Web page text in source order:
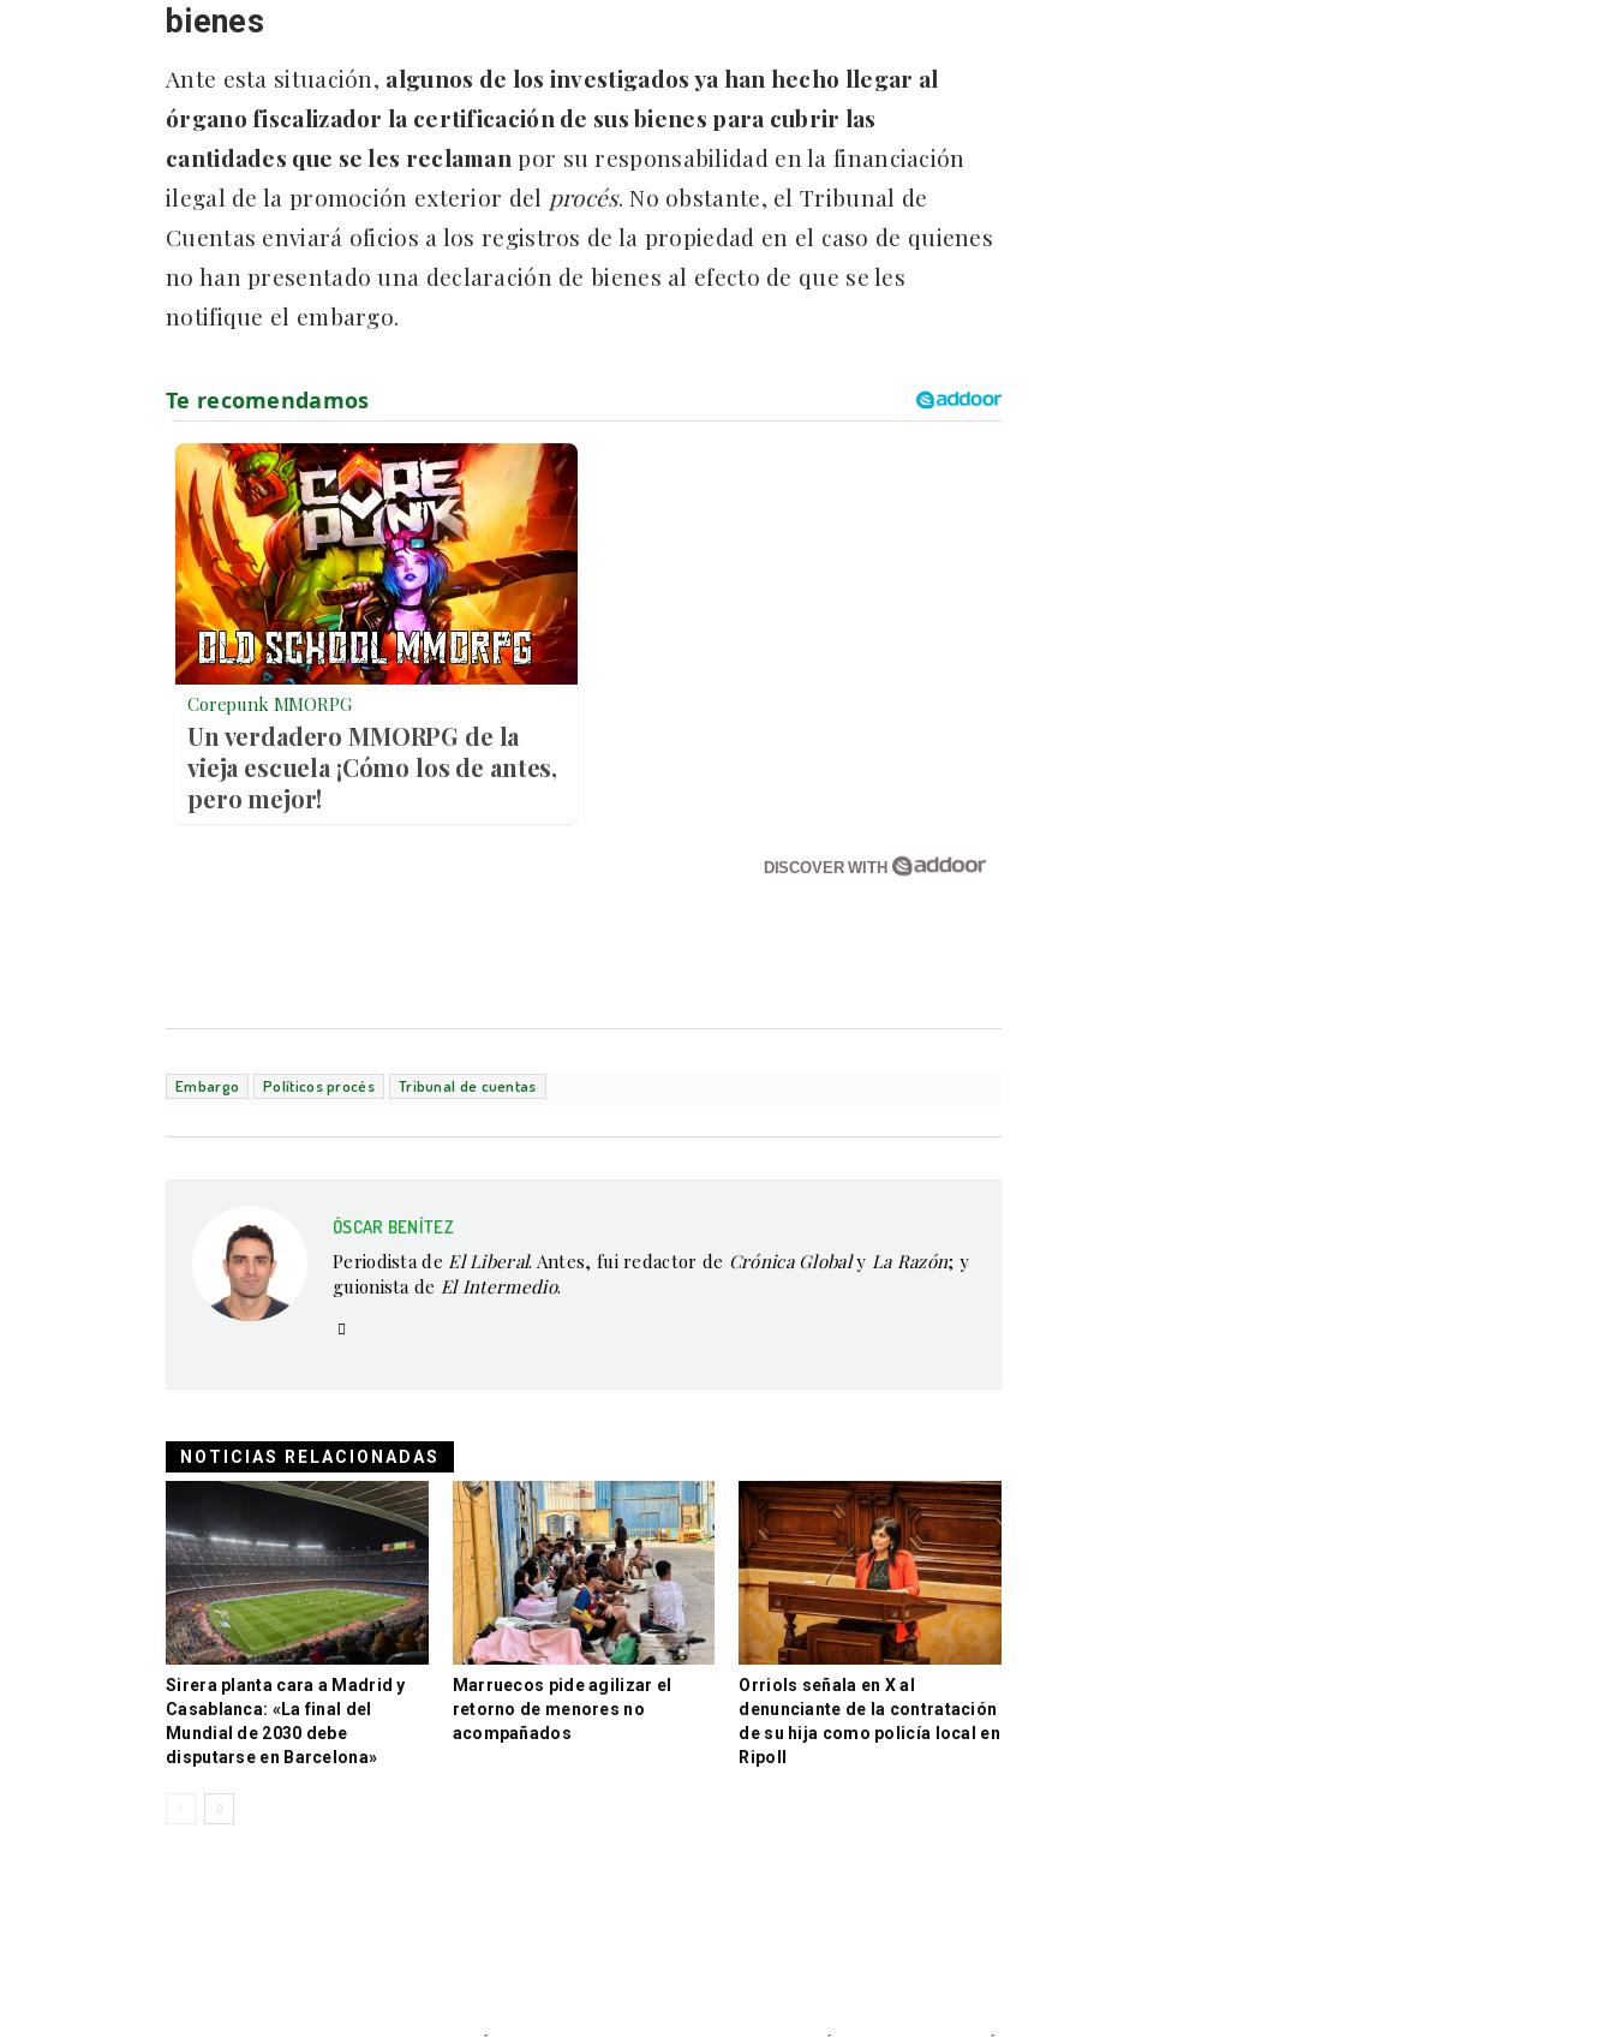
bienes
Ante esta situación, algunos de los investigados ya han hecho llegar al
órgano fiscalizador la certificación de sus bienes para cubrir las
cantidades que se les reclaman por su responsabilidad en la financiación
ilegal de la promoción exterior del procés. No obstante, el Tribunal de
Cuentas enviará oficios a los registros de la propiedad en el caso de quienes
no han presentado una declaración de bienes al efecto de que se les
notifique el embargo.
Corepunk MMORPG
Un verdadero MMORPG de la
vieja escuela ¡Cómo los de antes,
pero mejor!
DISCOVER WITH
Embargo Políticos procés Tribunal de cuentas
ÓSCAR BENÍTEZ
Periodista de El Liberal. Antes, fui redactor de Crónica Globaly La Razón; y
guionista de El Intermedio.
NOTICIAS RELACIONADAS
Sirera planta cara a Madrid y
Casablanca: «La final del
Mundial de 2030 debe
disputarse en Barcelona»
Marruecos pide agilizar el
retorno de menores no
acompañados
Orriols señala en X al
denunciante de la contratación
de su hija como policía local en
Ripoll